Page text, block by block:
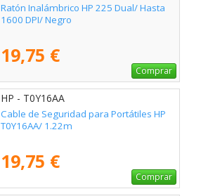
Ratón Inalámbrico HP 225 Dual/ Hasta
1600 DPI/ Negro
19,75 €
Comprar
HP - T0Y16AA
Cable de Seguridad para Portátiles HP
T0Y16AA/ 1.22m
19,75 €
Comprar